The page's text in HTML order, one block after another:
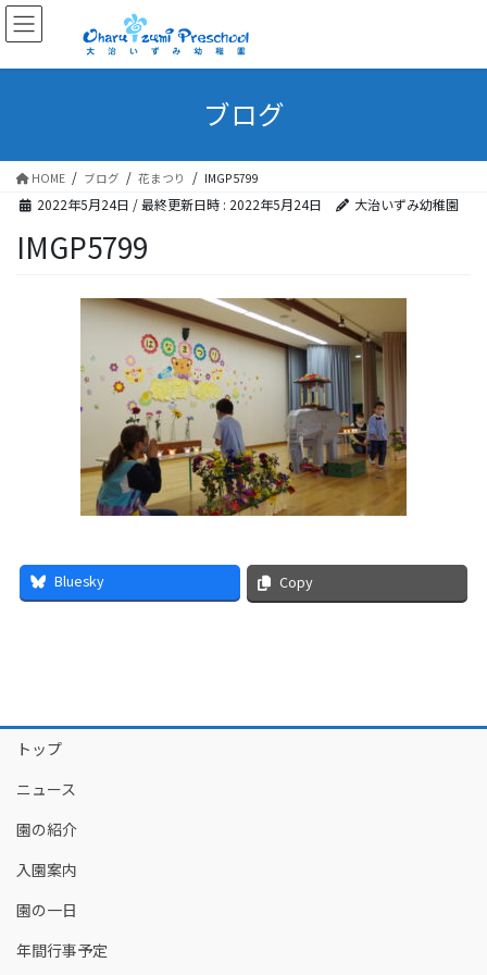
ブログ
HOME ブログ 花まつり IMGP5799
2022年5月24日 / 最終更新日時 : 2022年5月24日 大治いずみ幼稚園
IMGP5799
Bluesky Copy
トップ
ニュース
園の紹介
入園案内
園の一日
年間行事予定